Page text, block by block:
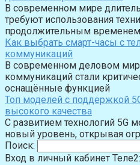
В современном мире
требуют использования
продолжительным
Как выбрать смарт-часы с
коммуникаций
В современном деловом
коммуникаций стали
оснащённые функцией
Топ моделей с поддержкой
высокого качества
С развитием технологий 5G
новый уровень, открывая
Поиск:
Вход в личный кабинет Теле2: